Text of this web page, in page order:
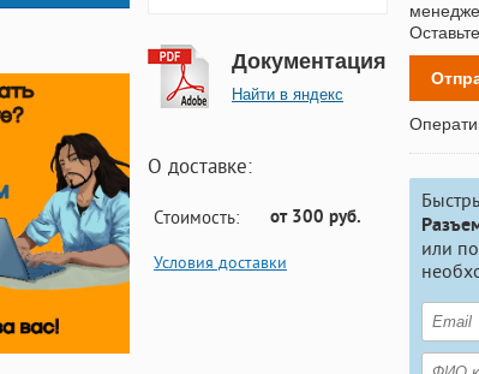
или
Документация
Найти в яндекс
О доставке:
Стоимость: от 300 руб.
Условия доставки